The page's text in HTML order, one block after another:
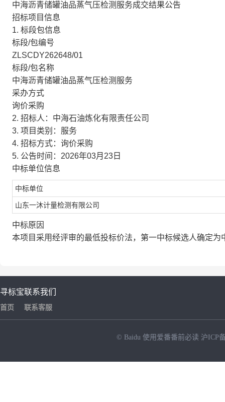
中海沥青储罐油品蒸气压检测服务成交结果公告
招标项目信息
1. 标段包信息
标段/包编号
ZLSCDY262648/01
标段/包名称
中海沥青储罐油品蒸气压检测服务
采办方式
询价采购
2. 招标人：中海石油炼化有限责任公司
3. 项目类别：服务
4. 招标方式：询价采购
5. 公告时间：2026年03月23日
中标单位信息
中标单位
山东一沐计量检测有限公司
中标原因
本项目采用经评审的最低投标价法，第一中标候选人确定为
寻标宝
首页
联系我们
联系客服
© Baidu 使用爱番番前必读 沪ICP